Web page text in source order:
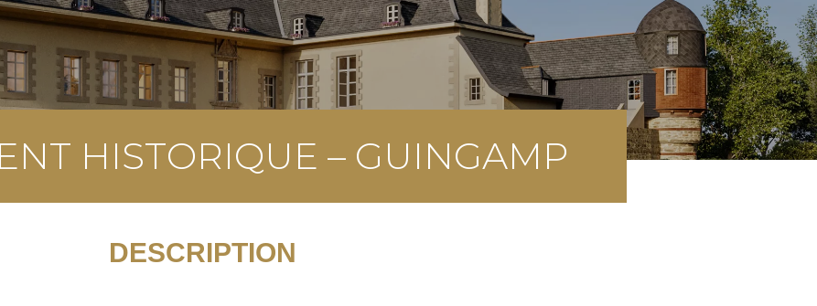
HISTORIQUE – GUINGAMP
DESCRIPTION